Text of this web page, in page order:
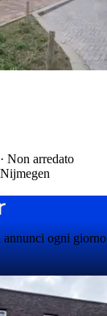
Non arredato
annunci ogni giorno